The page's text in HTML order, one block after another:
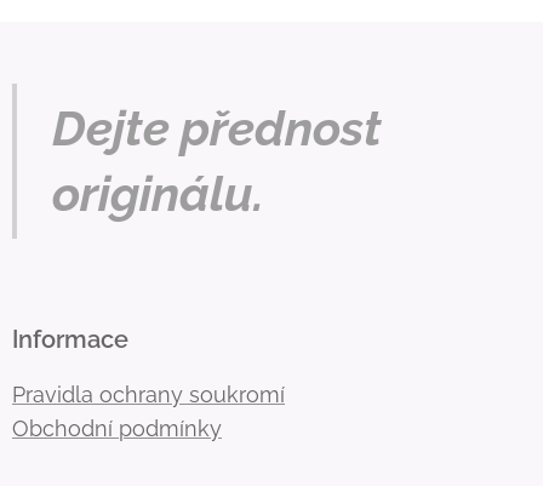
Dejte přednost
originálu.
Informace
Pravidla ochrany soukromí
Obchodní podmínky